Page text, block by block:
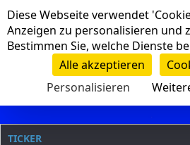
Navigation
Clanname
TICKER
Cookie-Einstellungen
Diese Webseite verwendet
Anzeigen zu personalisieren und
Bestimmen Sie, welche Dienste
Alle akzeptieren
Personalisieren